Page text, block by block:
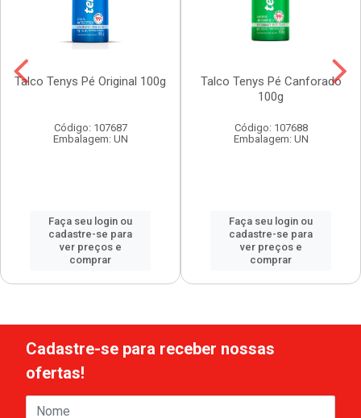
Talco Tenys Pé Original 100g
Código: 107687
Embalagem: UN
Faça seu login ou
cadastre-se para
ver preços e
comprar
Talco Tenys Pé Canforado
100g
Código: 107688
Embalagem: UN
Faça seu login ou
cadastre-se para
ver preços e
comprar
Cadastre-se para receber nossas
ofertas!